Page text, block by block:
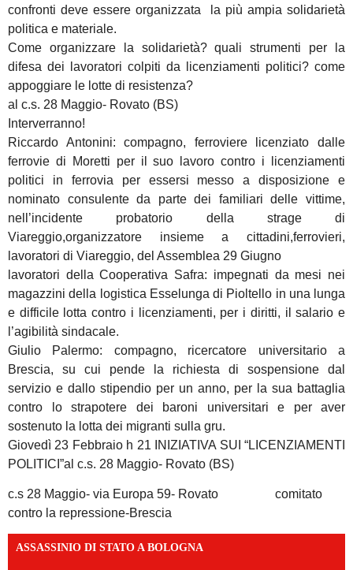
confronti deve essere organizzata la più ampia solidarietà
politica e materiale.
Come organizzare la solidarietà? quali strumenti per la
difesa dei lavoratori colpiti da licenziamenti politici? come
appoggiare le lotte di resistenza?
al c.s. 28 Maggio- Rovato (BS)
Interverranno!
Riccardo Antonini: compagno, ferroviere licenziato dalle
ferrovie di Moretti per il suo lavoro contro i licenziamenti
politici in ferrovia per essersi messo a disposizione e
nominato consulente da parte dei familiari delle vittime,
nell’incidente probatorio della strage di
Viareggio,organizzatore insieme a cittadini,ferrovieri,
lavoratori di Viareggio, del Assemblea 29 Giugno
lavoratori della Cooperativa Safra: impegnati da mesi nei
magazzini della logistica Esselunga di Pioltello in una lunga
e difficile lotta contro i licenziamenti, per i diritti, il salario e
l’agibilità sindacale.
Giulio Palermo: compagno, ricercatore universitario a
Brescia, su cui pende la richiesta di sospensione dal
servizio e dallo stipendio per un anno, per la sua battaglia
contro lo strapotere dei baroni universitari e per aver
sostenuto la lotta dei migranti sulla gru.
Giovedì 23 Febbraio h 21 INIZIATIVA SUI “LICENZIAMENTI
POLITICI”al c.s. 28 Maggio- Rovato (BS)
c.s 28 Maggio- via Europa 59- Rovato comitato
contro la repressione-Brescia
ASSASSINIO DI STATO A BOLOGNA